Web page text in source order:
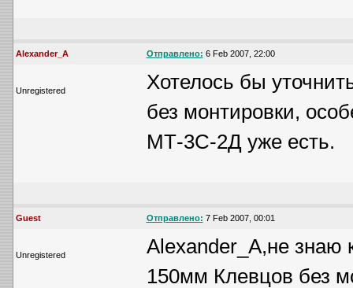
Alexander_A Отправлено: 6 Feb 2007, 22:00
Unregistered
Хотелось бы
без монтировки,
МТ-3С-2Д уже есть.
Guest Отправлено: 7 Feb 2007, 00:01
Unregistered
Alexander_A,не знаю
150мм Клевцов без